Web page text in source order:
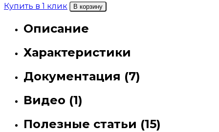
Купить в 1 клик
В корзину
Описание
Характеристики
Документация (7)
Видео (1)
Полезные статьи (15)